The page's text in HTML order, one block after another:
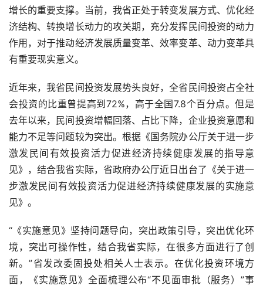
增长的重要支撑。当前，我省正处于转变发展方式、优化经
济结构、转换增长动力的攻关期，充分发挥民间投资的动力
作用，对于推动经济发展质量变革、效率变革、动力变革具
有重要现实意义。
近年来，我省民间投资发展势头良好，全省民间投资占全社
会投资的比重曾提高到72%，高于全国7.8个百分点。但是
去年以来，民间投资增幅回落、占比下降，企业投资意愿和
能力不足等问题较为突出。根据《国务院办公厅关于进一步
激发民间有效投资活力促进经济持续健康发展的指导意
见》，结合我省实际，省政府办公厅近日出台了《关于进一
步激发民间有效投资活力促进经济持续健康发展的实施意
见》。
“《实施意见》坚持问题导向，突出政策引导，突出优化环
境，突出可操作性，结合我省实际，在很多方面进行了创
新。”省发改委固投处相关人士表示。在优化投资环境方
面，《实施意见》全面梳理公布“不见面审批（服务）”事